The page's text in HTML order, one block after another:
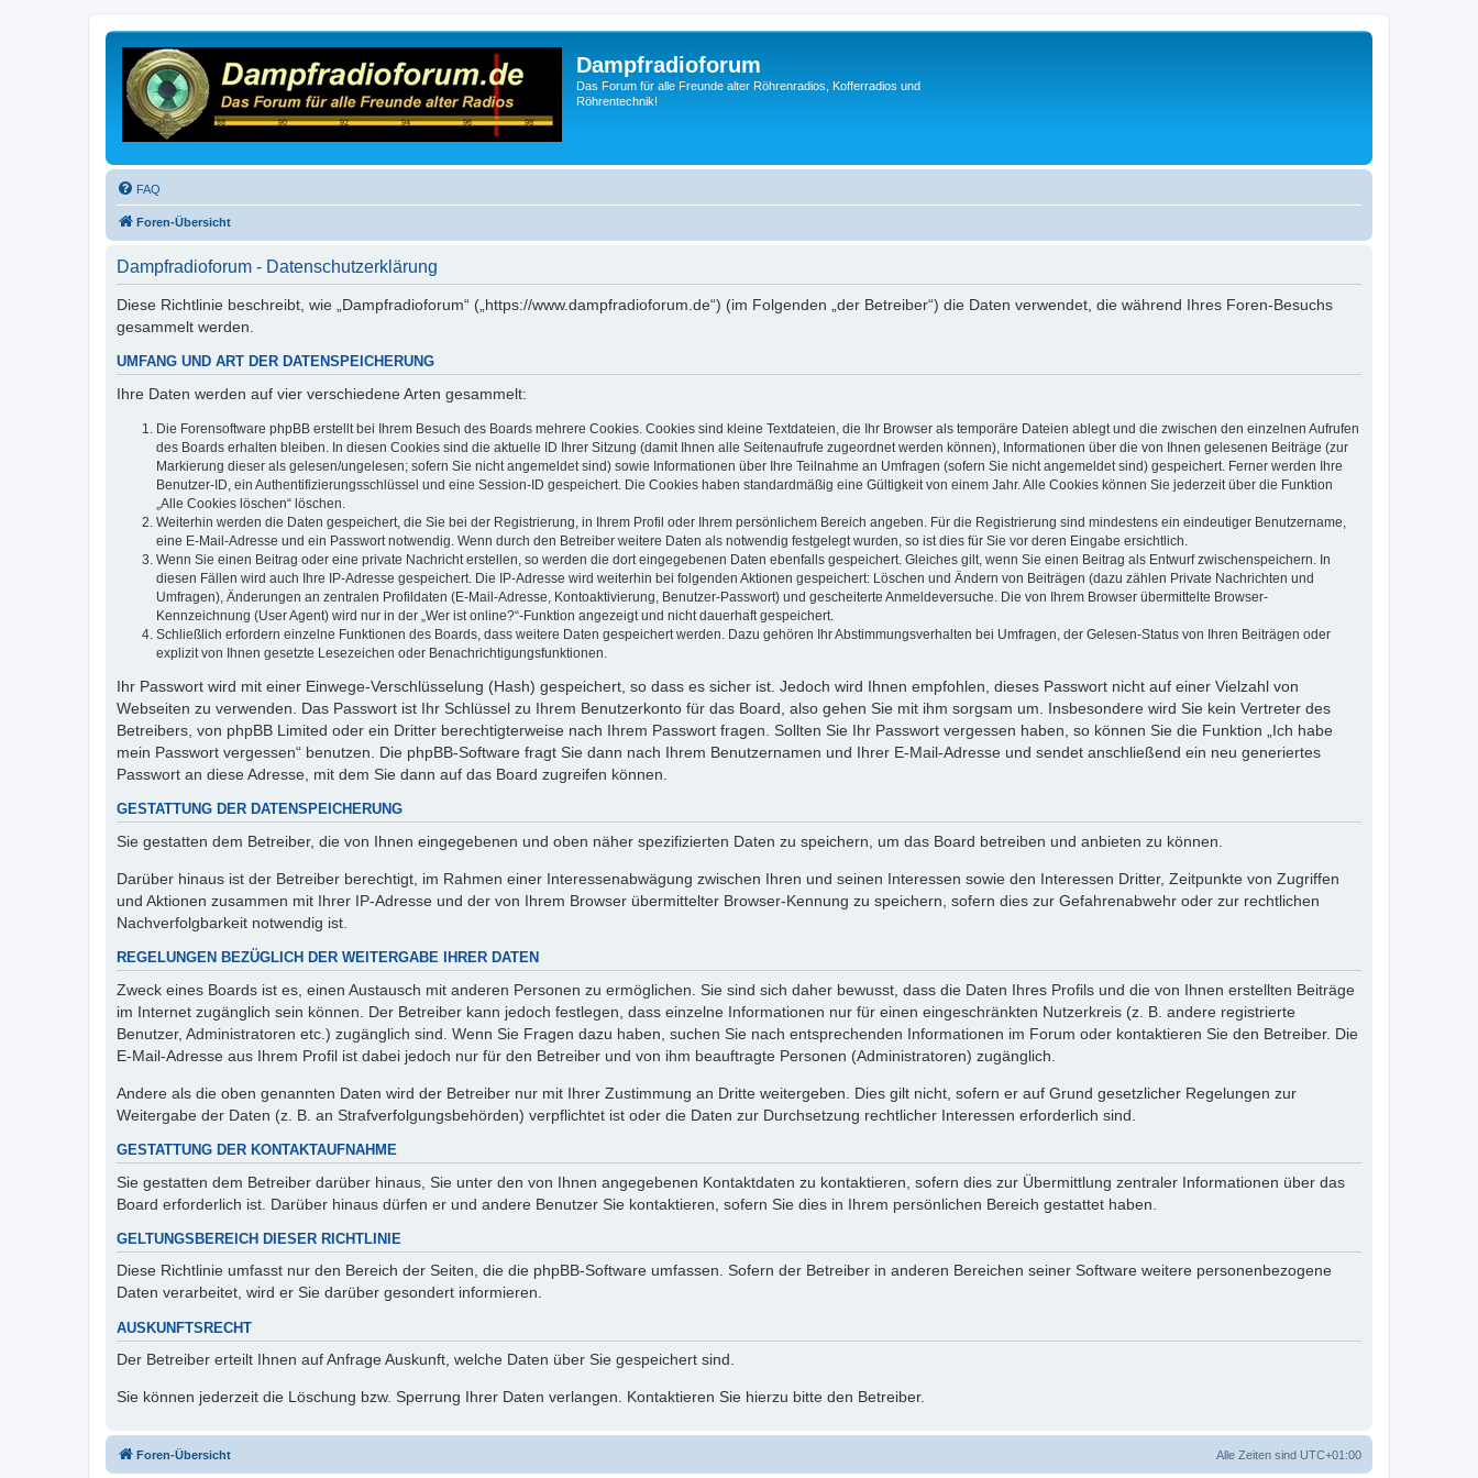
Dampfradioforum
Das Forum für alle Freunde alter Röhrenradios, Kofferradios und
Röhrentechnik!
FAQ
Foren-Übersicht
Dampfradioforum - Datenschutzerklärung
Diese Richtlinie beschreibt, wie „Dampfradioforum“ („https://www.dampfradioforum.de“) (im Folgenden „der Betreiber“) die Daten verwendet, die während Ihres Foren-Besuchs
gesammelt werden.
UMFANG UND ART DER DATENSPEICHERUNG
Ihre Daten werden auf vier verschiedene Arten gesammelt:
Die Forensoftware phpBB erstellt bei Ihrem Besuch des Boards mehrere Cookies. Cookies sind kleine Textdateien, die Ihr Browser als temporäre Dateien ablegt und die zwischen den einzelnen Aufrufen
des Boards erhalten bleiben. In diesen Cookies sind die aktuelle ID Ihrer Sitzung (damit Ihnen alle Seitenaufrufe zugeordnet werden können), Informationen über die von Ihnen gelesenen Beiträge (zur
Markierung dieser als gelesen/ungelesen; sofern Sie nicht angemeldet sind) sowie Informationen über Ihre Teilnahme an Umfragen (sofern Sie nicht angemeldet sind) gespeichert. Ferner werden Ihre
Benutzer-ID, ein Authentifizierungsschlüssel und eine Session-ID gespeichert. Die Cookies haben standardmäßig eine Gültigkeit von einem Jahr. Alle Cookies können Sie jederzeit über die Funktion
„Alle Cookies löschen“ löschen.
Weiterhin werden die Daten gespeichert, die Sie bei der Registrierung, in Ihrem Profil oder Ihrem persönlichem Bereich angeben. Für die Registrierung sind mindestens ein eindeutiger Benutzername,
eine E-Mail-Adresse und ein Passwort notwendig. Wenn durch den Betreiber weitere Daten als notwendig festgelegt wurden, so ist dies für Sie vor deren Eingabe ersichtlich.
Wenn Sie einen Beitrag oder eine private Nachricht erstellen, so werden die dort eingegebenen Daten ebenfalls gespeichert. Gleiches gilt, wenn Sie einen Beitrag als Entwurf zwischenspeichern. In
diesen Fällen wird auch Ihre IP-Adresse gespeichert. Die IP-Adresse wird weiterhin bei folgenden Aktionen gespeichert: Löschen und Ändern von Beiträgen (dazu zählen Private Nachrichten und
Umfragen), Änderungen an zentralen Profildaten (E-Mail-Adresse, Kontoaktivierung, Benutzer-Passwort) und gescheiterte Anmeldeversuche. Die von Ihrem Browser übermittelte Browser-
Kennzeichnung (User Agent) wird nur in der „Wer ist online?“-Funktion angezeigt und nicht dauerhaft gespeichert.
Schließlich erfordern einzelne Funktionen des Boards, dass weitere Daten gespeichert werden. Dazu gehören Ihr Abstimmungsverhalten bei Umfragen, der Gelesen-Status von Ihren Beiträgen oder
explizit von Ihnen gesetzte Lesezeichen oder Benachrichtigungsfunktionen.
Ihr Passwort wird mit einer Einwege-Verschlüsselung (Hash) gespeichert, so dass es sicher ist. Jedoch wird Ihnen empfohlen, dieses Passwort nicht auf einer Vielzahl von
Webseiten zu verwenden. Das Passwort ist Ihr Schlüssel zu Ihrem Benutzerkonto für das Board, also gehen Sie mit ihm sorgsam um. Insbesondere wird Sie kein Vertreter des
Betreibers, von phpBB Limited oder ein Dritter berechtigterweise nach Ihrem Passwort fragen. Sollten Sie Ihr Passwort vergessen haben, so können Sie die Funktion „Ich habe
mein Passwort vergessen“ benutzen. Die phpBB-Software fragt Sie dann nach Ihrem Benutzernamen und Ihrer E-Mail-Adresse und sendet anschließend ein neu generiertes
Passwort an diese Adresse, mit dem Sie dann auf das Board zugreifen können.
GESTATTUNG DER DATENSPEICHERUNG
Sie gestatten dem Betreiber, die von Ihnen eingegebenen und oben näher spezifizierten Daten zu speichern, um das Board betreiben und anbieten zu können.
Darüber hinaus ist der Betreiber berechtigt, im Rahmen einer Interessenabwägung zwischen Ihren und seinen Interessen sowie den Interessen Dritter, Zeitpunkte von Zugriffen
und Aktionen zusammen mit Ihrer IP-Adresse und der von Ihrem Browser übermittelter Browser-Kennung zu speichern, sofern dies zur Gefahrenabwehr oder zur rechtlichen
Nachverfolgbarkeit notwendig ist.
REGELUNGEN BEZÜGLICH DER WEITERGABE IHRER DATEN
Zweck eines Boards ist es, einen Austausch mit anderen Personen zu ermöglichen. Sie sind sich daher bewusst, dass die Daten Ihres Profils und die von Ihnen erstellten Beiträge
im Internet zugänglich sein können. Der Betreiber kann jedoch festlegen, dass einzelne Informationen nur für einen eingeschränkten Nutzerkreis (z. B. andere registrierte
Benutzer, Administratoren etc.) zugänglich sind. Wenn Sie Fragen dazu haben, suchen Sie nach entsprechenden Informationen im Forum oder kontaktieren Sie den Betreiber. Die
E-Mail-Adresse aus Ihrem Profil ist dabei jedoch nur für den Betreiber und von ihm beauftragte Personen (Administratoren) zugänglich.
Andere als die oben genannten Daten wird der Betreiber nur mit Ihrer Zustimmung an Dritte weitergeben. Dies gilt nicht, sofern er auf Grund gesetzlicher Regelungen zur
Weitergabe der Daten (z. B. an Strafverfolgungsbehörden) verpflichtet ist oder die Daten zur Durchsetzung rechtlicher Interessen erforderlich sind.
GESTATTUNG DER KONTAKTAUFNAHME
Sie gestatten dem Betreiber darüber hinaus, Sie unter den von Ihnen angegebenen Kontaktdaten zu kontaktieren, sofern dies zur Übermittlung zentraler Informationen über das
Board erforderlich ist. Darüber hinaus dürfen er und andere Benutzer Sie kontaktieren, sofern Sie dies in Ihrem persönlichen Bereich gestattet haben.
GELTUNGSBEREICH DIESER RICHTLINIE
Diese Richtlinie umfasst nur den Bereich der Seiten, die die phpBB-Software umfassen. Sofern der Betreiber in anderen Bereichen seiner Software weitere personenbezogene
Daten verarbeitet, wird er Sie darüber gesondert informieren.
AUSKUNFTSRECHT
Der Betreiber erteilt Ihnen auf Anfrage Auskunft, welche Daten über Sie gespeichert sind.
Sie können jederzeit die Löschung bzw. Sperrung Ihrer Daten verlangen. Kontaktieren Sie hierzu bitte den Betreiber.
Foren-Übersicht Alle Zeiten sind UTC+01:00